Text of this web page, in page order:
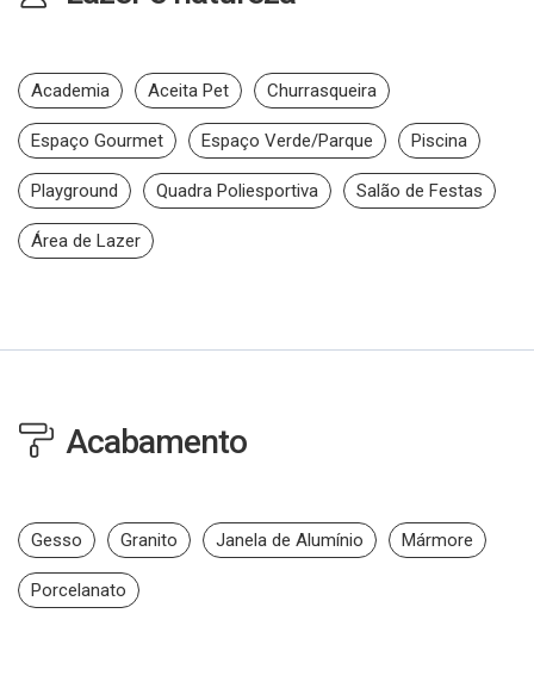
Academia Aceita Pet Churrasqueira
Espaço Gourmet Espaço Verde/Parque Piscina
Playground Quadra Poliesportiva Salão de Festas
Área de Lazer
Acabamento
Gesso Granito Janela de Alumínio Mármore
Porcelanato